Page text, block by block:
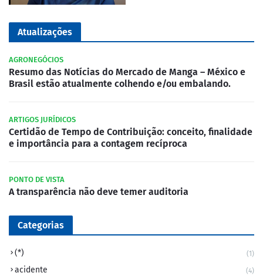
Atualizações
AGRONEGÓCIOS
Resumo das Notícias do Mercado de Manga – México e
Brasil estão atualmente colhendo e/ou embalando.
ARTIGOS JURÍDICOS
Certidão de Tempo de Contribuição: conceito, finalidade
e importância para a contagem recíproca
PONTO DE VISTA
A transparência não deve temer auditoria
Categorias
(*) (1)
acidente (4)